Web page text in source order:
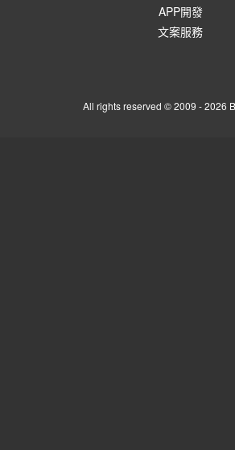
APP開發
文案服務
All rights reserved © 2009 - 2026